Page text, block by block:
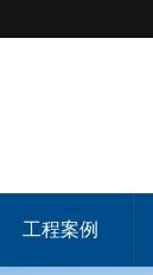
工程案例